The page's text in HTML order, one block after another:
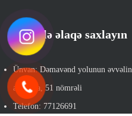
Bizimlə əlaqə saxlayın
Ünvan: Dəmavənd yolunun
arasında, 51 nömrəli
Telefon: 77126691